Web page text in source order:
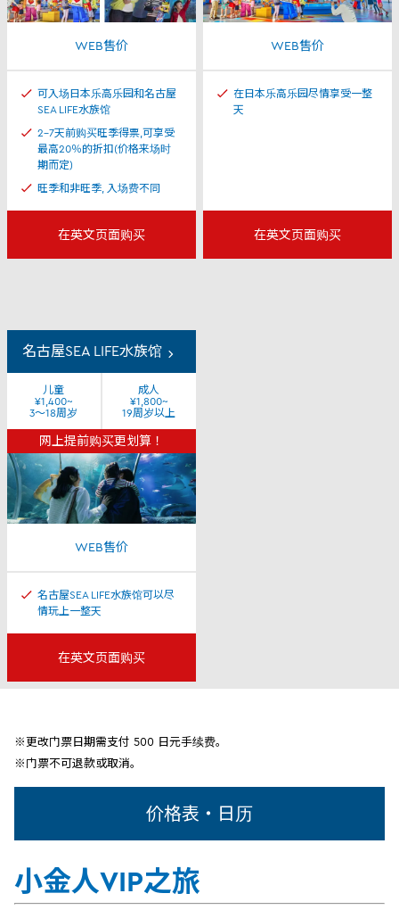
WEB售价
可入场日本乐高乐园和名古屋
SEA LIFE水族馆
2-7天前购买旺季得票,可享受
最高20％的折扣(价格来场时
期而定)
旺季和非旺季, 入场费不同
在英文页面购买
WEB售价
在日本乐高乐园尽情享受一整
天
在英文页面购买
名古屋SEA LIFE水族馆
儿童
¥1,400~
3～18周岁
成人
¥1,800~
19周岁以上
网上提前购买更划算！
WEB售价
名古屋SEA LIFE水族馆可以尽
情玩上一整天
在英文页面购买
※更改门票日期需支付 500 日元手续费。
※门票不可退款或取消。
价格表・日历
小金人VIP之旅